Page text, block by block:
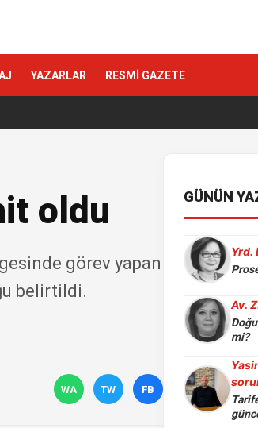
YAZARLAR RESMİ GAZETE
oldu
görev yapan
belirtildi.
WA TW FB
GÜNÜN
Yrd.
Av.
mi?